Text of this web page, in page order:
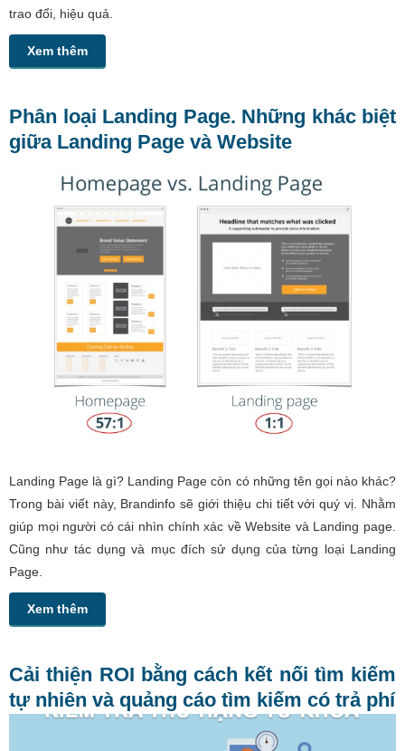
trao đổi, hiệu quả.
Xem thêm
Phân loại Landing Page. Những khác biệt
giữa Landing Page và Website
Landing Page là gì? Landing Page còn có những tên gọi nào khác?
Trong bài viết này, Brandinfo sẽ giới thiệu chi tiết với quý vị. Nhằm
giúp mọi người có cái nhìn chính xác về Website và Landing page.
Cũng như tác dụng và mục đích sử dụng của từng loại Landing
Page.
Xem thêm
Cải thiện ROI bằng cách kết nối tìm kiếm
tự nhiên và quảng cáo tìm kiếm có trả phí